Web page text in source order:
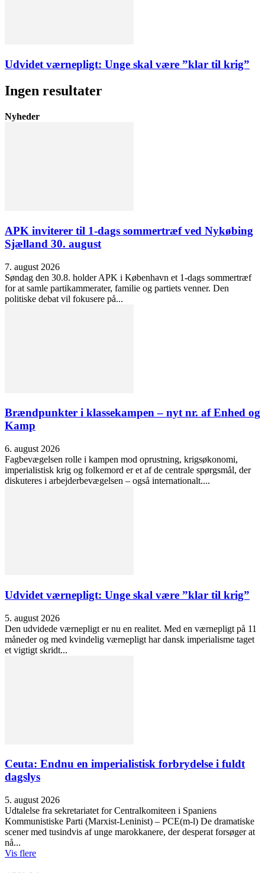
Udvidet værnepligt: Unge skal være ”klar til krig”
Ingen resultater
Nyheder
APK inviterer til 1-dags sommertræf ved Nykøbing
Sjælland 30. august
7. august 2026
Søndag den 30.8. holder APK i København et 1-dags sommertræf
for at samle partikammerater, familie og partiets venner. Den
politiske debat vil fokusere på...
Brændpunkter i klassekampen – nyt nr. af Enhed og
Kamp
6. august 2026
Fagbevægelsen rolle i kampen mod oprustning, krigsøkonomi,
imperialistisk krig og folkemord er et af de centrale spørgsmål, der
diskuteres i arbejderbevægelsen – også internationalt....
Udvidet værnepligt: Unge skal være ”klar til krig”
5. august 2026
Den udvidede værnepligt er nu en realitet. Med en værnepligt på 11
måneder og med kvindelig værnepligt har dansk imperialisme taget
et vigtigt skridt...
Ceuta: Endnu en imperialistisk forbrydelse i fuldt
dagslys
5. august 2026
Udtalelse fra sekretariatet for Centralkomiteen i Spaniens
Kommunistiske Parti (Marxist-Leninist) – PCE(m-l) De dramatiske
scener med tusindvis af unge marokkanere, der desperat forsøger at
nå...
Vis flere